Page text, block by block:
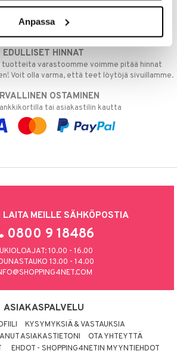
Anpassa
TOIMITUKSET
tilaukset lähetetään normaalisti samana
EDULLISET HINNAT
tuotteita varastoomme voimme pitää hinnat
Voit olla varma, että teet löytöjä sivuillamme.
OSTAMINEN
tai asiakastilin kautta
LAITA MEILLE SÄHKÖPOSTIA
0800 9 18486
10.00 - 16.00
13.00 - 14.00
ASIAKASPALVELU
KYSYMYKSIÄ & VASTAUKSIA
ASIAKASTIETONI
OTA YHTEYTTÄ
EHDOT - SHOPPING4NETIN MYYNTIEHDOT